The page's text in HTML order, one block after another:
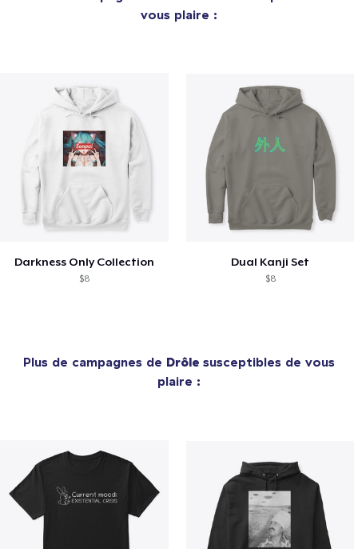
vous plaire :
Darkness Only Collection
$8
Dual Kanji Set
$8
Plus de campagnes de Drôle susceptibles de vous
plaire :